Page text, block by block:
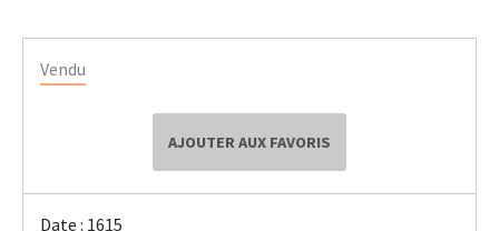
Vendu
AJOUTER AUX FAVORIS
Date : 1615